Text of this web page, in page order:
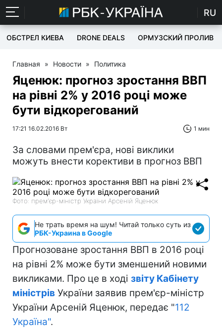
RU
ОБСТРЕЛ КИЕВА DRONE DEALS ОРМУЗСКИЙ ПРОЛИВ
Главная » Новости » Политика
Яценюк: прогноз зростання ВВП
на рівні 2% у 2016 році може
бути відкорегований
17:21 16.02.2016 Вт 1 мин
За словами прем'єра, нові виклики
можуть внести корективи в прогноз ВВП
Фото: прем'єр-міністр України Арсеній Яценюк
Не трать время на шум! Читай только суть из
РБК-Украина в Google
Прогнозоване зростання ВВП в 2016 році
на рівні 2% може бути зменшений новими
викликами. Про це в ході звіту Кабінету
міністрів України заявив прем'єр-міністр
України Арсеній Яценюк, передає "112
Україна".